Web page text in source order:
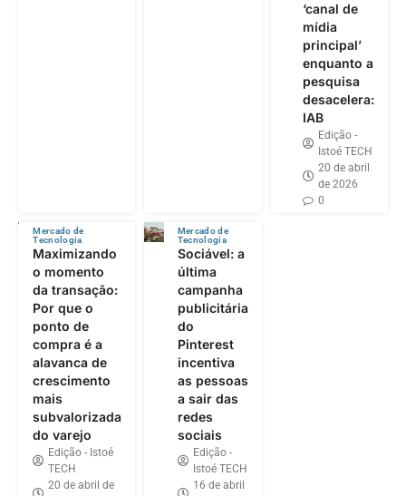
‘canal de
mídia
principal’
enquanto a
pesquisa
desacelera:
IAB
Edição -
Istoé TECH
20 de abril
de 2026
0
Mercado de
Tecnologia
Maximizando
o momento
da transação:
Por que o
ponto de
compra é a
alavanca de
crescimento
mais
subvalorizada
do varejo
Edição - Istoé
TECH
20 de abril de
Mercado de
Tecnologia
Sociável: a
última
campanha
publicitária
do
Pinterest
incentiva
as pessoas
a sair das
redes
sociais
Edição -
Istoé TECH
16 de abril